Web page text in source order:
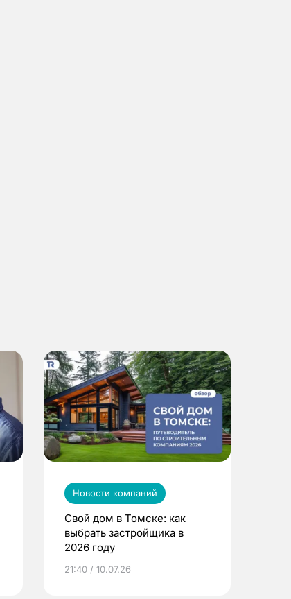
Новости компаний
Свой дом в Томске: как
выбрать застройщика в
2026 году
21:40 / 10.07.26